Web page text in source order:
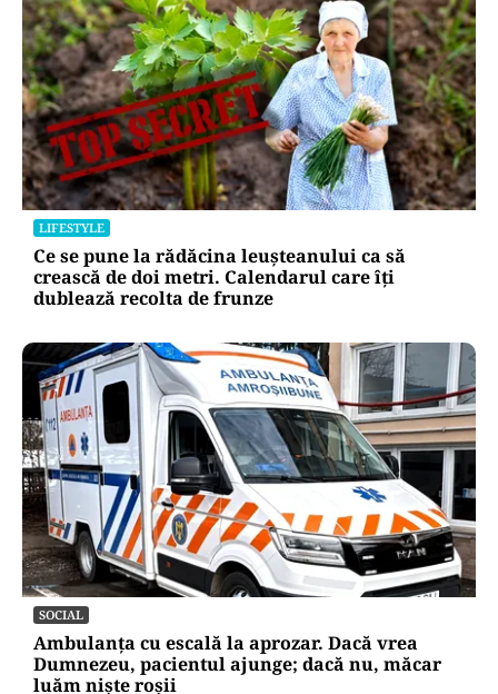
LIFESTYLE
Ce se pune la rădăcina leușteanului ca să
crească de doi metri. Calendarul care îți
dublează recolta de frunze
SOCIAL
Ambulanța cu escală la aprozar. Dacă vrea
Dumnezeu, pacientul ajunge; dacă nu, măcar
luăm niște roșii